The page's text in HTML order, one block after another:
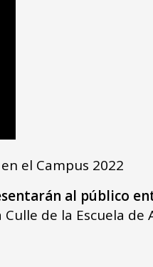
el Campus 2022
al público
de la Escuela